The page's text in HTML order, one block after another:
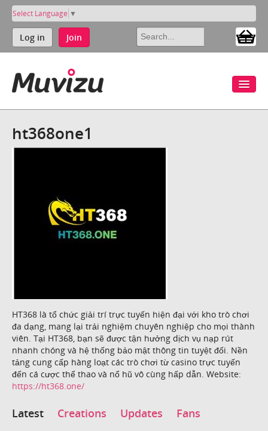
Select Language ▼
Log in Join
ht368one1
HT368 là tổ chức giải trí trực tuyến hiện đại với kho trò chơi
đa dạng, mang lại trải nghiệm chuyên nghiệp cho mọi thành
viên. Tại HT368, bạn sẽ được tận hưởng dịch vụ nạp rút
nhanh chóng và hệ thống bảo mật thông tin tuyệt đối. Nền
tảng cung cấp hàng loạt các trò chơi từ casino trực tuyến
đến cá cược thể thao và nổ hũ vô cùng hấp dẫn. Website:
https://ht368.one/
Latest Creations Updates Fans